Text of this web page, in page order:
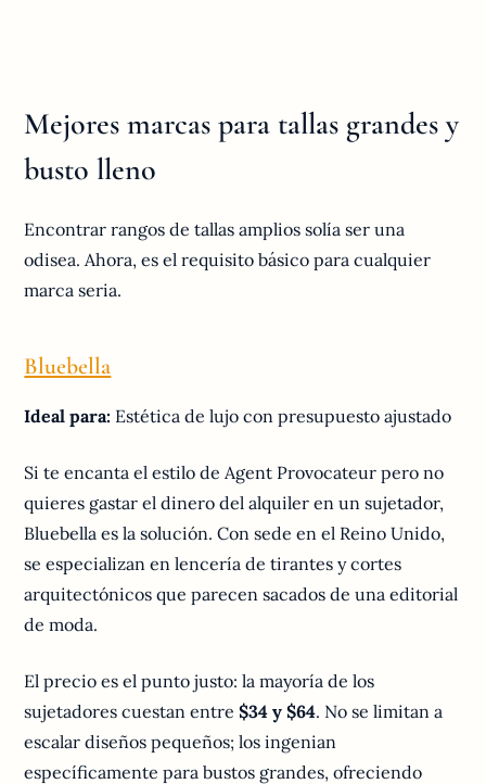
Mejores marcas para tallas grandes y
busto lleno
Encontrar rangos de tallas amplios solía ser una
odisea. Ahora, es el requisito básico para cualquier
marca seria.
Bluebella
Ideal para: Estética de lujo con presupuesto ajustado
Si te encanta el estilo de Agent Provocateur pero no
quieres gastar el dinero del alquiler en un sujetador,
Bluebella es la solución. Con sede en el Reino Unido,
se especializan en lencería de tirantes y cortes
arquitectónicos que parecen sacados de una editorial
de moda.
El precio es el punto justo: la mayoría de los
sujetadores cuestan entre$34 y $64. No se limitan a
escalar diseños pequeños; los ingenian
específicamente para bustos grandes, ofreciendo